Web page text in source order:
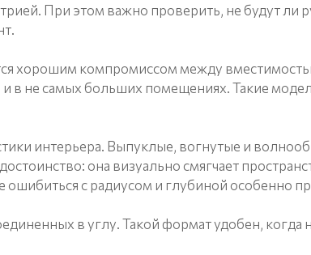
При этом важно проверить, не будут ли
хорошим компромиссом между
в не самых больших помещениях. Такие
интерьера. Выпуклые, вогнутые и
она визуально смягчает
с радиусом и глубиной особенно
в углу. Такой формат удобен, когда